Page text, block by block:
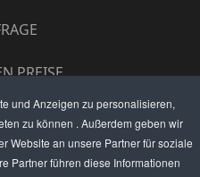
und Anzeigen zu personalisieren,
zu können . Außerdem geben wir
Website an unsere Partner für soziale
Partner führen diese Informationen
PREISE
UNS